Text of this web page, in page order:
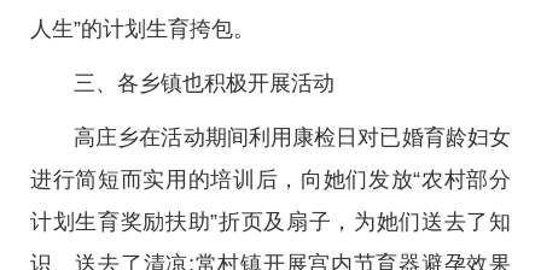
人生”的计划生育挎包。
三、各乡镇也积极开展活动
高庄乡在活动期间利用康检日对已婚育龄妇女
进行简短而实用的培训后，向她们发放“农村部分
计划生育奖励扶助”折页及扇子，为她们送去了知
识、送去了清凉;常村镇开展宫内节育器避孕效果